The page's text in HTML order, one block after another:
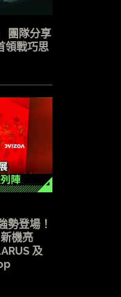
團隊分享
領戰巧思
登場！
機亮
及